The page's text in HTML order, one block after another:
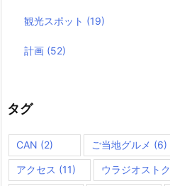
観光スポット (19)
計画 (52)
タグ
CAN (2) ご当地グルメ (6)
アクセス (11) ウラジオストク